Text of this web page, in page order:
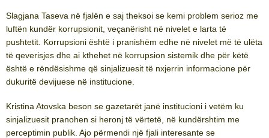
Slagjana Taseva në fjalën e saj theksoi se kemi problem serioz me
luftën kundër korrupsionit, veçanërisht në nivelet e larta të
pushtetit. Korrupsioni është i pranishëm edhe në nivelet më të ulëta
të qeverisjes dhe ai kthehet në korrupsion sistemik dhe për këtë
është e rëndësishme që sinjalizuesit të nxjerrin informacione për
dukuritë devijuese në institucione.
Kristina Atovska beson se gazetarët janë institucioni i vetëm ku
sinjalizuesit pranohen si heronj të vërtetë, në kundërshtim me
perceptimin publik. Ajo përmendi një fjali interesante se